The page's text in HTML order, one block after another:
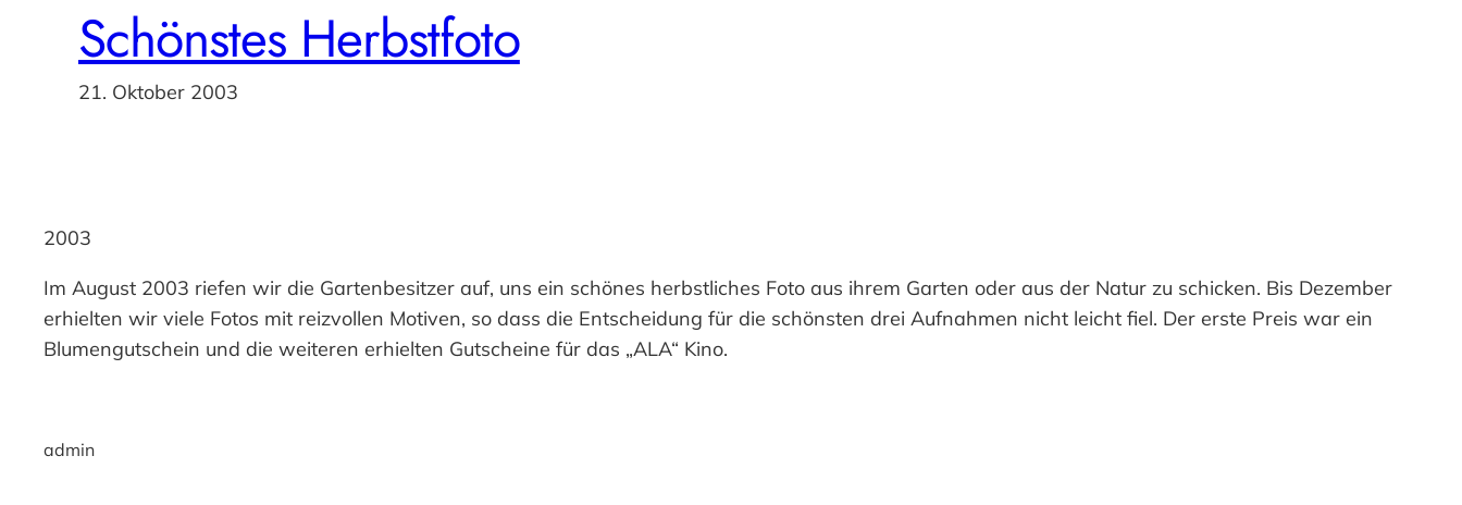
Schönstes Herbstfoto
21. Oktober 2003
2003
Im August 2003 riefen wir die Gartenbesitzer auf, uns ein schönes herbstliches Foto aus ihrem Garten oder aus der Natur zu schicken. Bis Dezember
erhielten wir viele Fotos mit reizvollen Motiven, so dass die Entscheidung für die schönsten drei Aufnahmen nicht leicht fiel. Der erste Preis war ein
Blumengutschein und die weiteren erhielten Gutscheine für das „ALA“ Kino.
admin